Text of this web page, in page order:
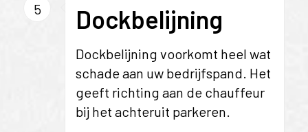
5 Dockbelijning
Dockbelijning voorkomt heel wat
schade aan uw bedrijfspand. Het
geeft richting aan de chauffeur
bij het achteruit parkeren.